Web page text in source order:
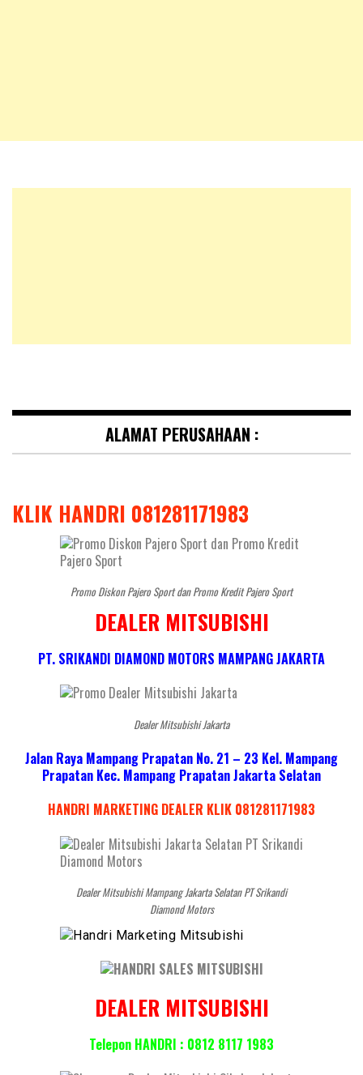
ALAMAT PERUSAHAAN :
KLIK HANDRI 081281171983
Promo Diskon Pajero Sport dan Promo Kredit Pajero Sport
DEALER MITSUBISHI
PT. SRIKANDI DIAMOND MOTORS MAMPANG JAKARTA
Dealer Mitsubishi Jakarta
Jalan Raya Mampang Prapatan No. 21 – 23 Kel. Mampang
Prapatan Kec. Mampang Prapatan Jakarta Selatan
HANDRI MARKETING DEALER KLIK 081281171983
Dealer Mitsubishi Mampang Jakarta Selatan PT Srikandi
Diamond Motors
DEALER MITSUBISHI
Telepon HANDRI : 0812 8117 1983